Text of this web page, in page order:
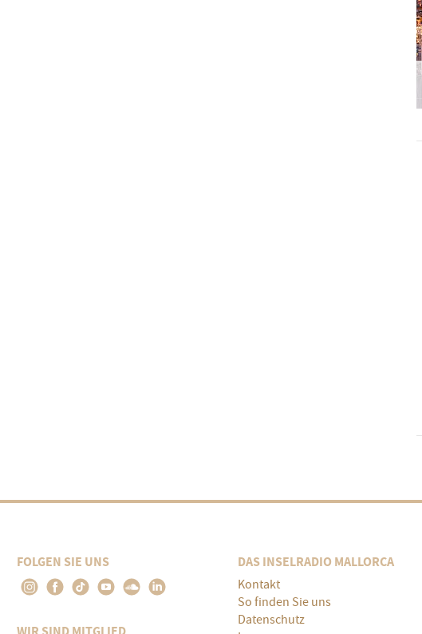
FOLGEN SIE UNS DAS INSELRADIO MALLORCA
Kontakt
So finden Sie uns
Datenschutz